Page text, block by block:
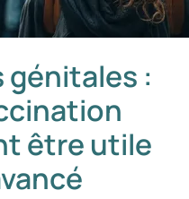
génitales :
être utile